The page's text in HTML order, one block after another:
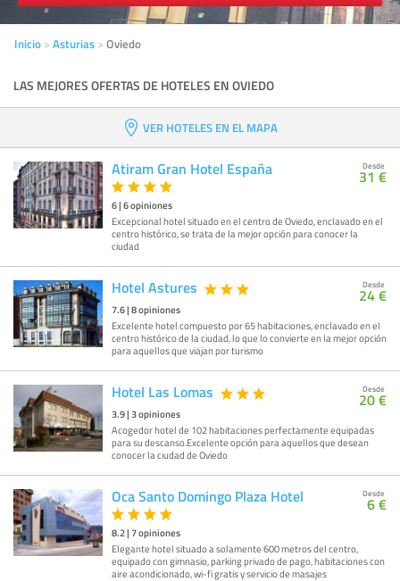
Inicio Asturias Oviedo
LAS MEJORES OFERTAS DE HOTELES EN OVIEDO
VER HOTELES EN EL MAPA
Atiram Gran Hotel España
6|6opiniones
Excepcional hotel situado en el centro de Oviedo, enclavado en el
centro histórico, se trata de la mejor opción para conocer la
ciudad
Desde
31 €
Hotel Astures
7.6|8opiniones
Excelente hotel compuesto por 65 habitaciones, enclavado en el
centro histórico de la ciudad, lo que lo convierte en la mejor opción
para aquellos que viajan por turismo
Desde
24 €
Hotel Las Lomas
3.9|3opiniones
Acogedor hotel de 102 habitaciones perfectamente equipadas
para su descanso.Excelente opción para aquellos que desean
conocer la ciudad de Oviedo
Desde
20 €
Oca Santo Domingo Plaza Hotel
8.2|7opiniones
Elegante hotel situado a solamente 600 metros del centro,
equipado con gimnasio, parking privado de pago, habitaciones con
aire acondicionado, wi-fi gratis y servicio de masajes
Desde
6 €